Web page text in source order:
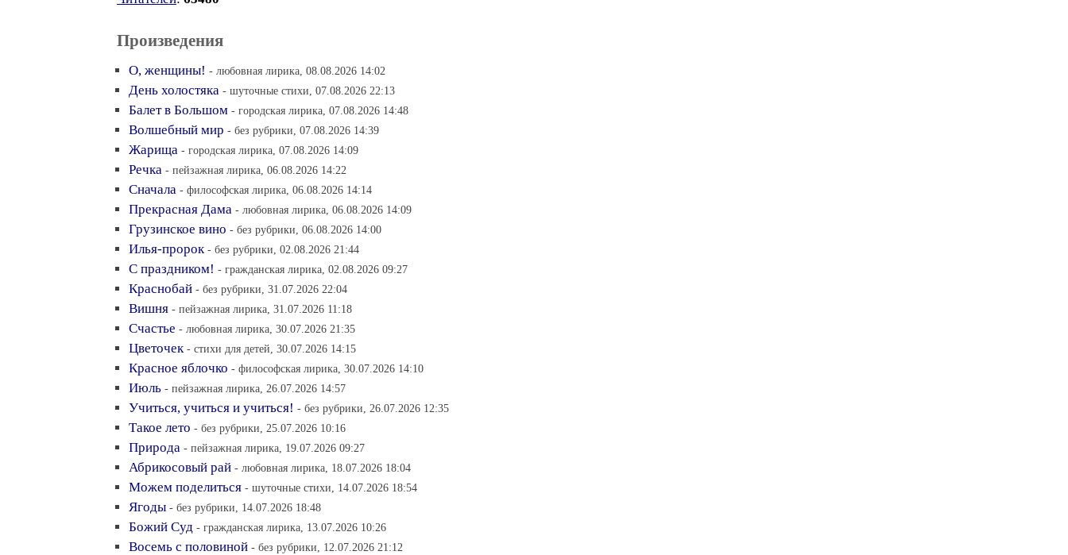
Произведения
О, женщины! - любовная лирика, 08.08.2026 14:02
День холостяка - шуточные стихи, 07.08.2026 22:13
Балет в Большом - городская лирика, 07.08.2026 14:48
Волшебный мир - без рубрики, 07.08.2026 14:39
Жарища - городская лирика, 07.08.2026 14:09
Речка - пейзажная лирика, 06.08.2026 14:22
Сначала - философская лирика, 06.08.2026 14:14
Прекрасная Дама - любовная лирика, 06.08.2026 14:09
Грузинское вино - без рубрики, 06.08.2026 14:00
Илья-пророк - без рубрики, 02.08.2026 21:44
С праздником! - гражданская лирика, 02.08.2026 09:27
Краснобай - без рубрики, 31.07.2026 22:04
Вишня - пейзажная лирика, 31.07.2026 11:18
Счастье - любовная лирика, 30.07.2026 21:35
Цветочек - стихи для детей, 30.07.2026 14:15
Красное яблочко - философская лирика, 30.07.2026 14:10
Июль - пейзажная лирика, 26.07.2026 14:57
Учиться, учиться и учиться! - без рубрики, 26.07.2026 12:35
Такое лето - без рубрики, 25.07.2026 10:16
Природа - пейзажная лирика, 19.07.2026 09:27
Абрикосовый рай - любовная лирика, 18.07.2026 18:04
Можем поделиться - шуточные стихи, 14.07.2026 18:54
Ягоды - без рубрики, 14.07.2026 18:48
Божий Суд - гражданская лирика, 13.07.2026 10:26
Восемь с половиной - без рубрики, 12.07.2026 21:12